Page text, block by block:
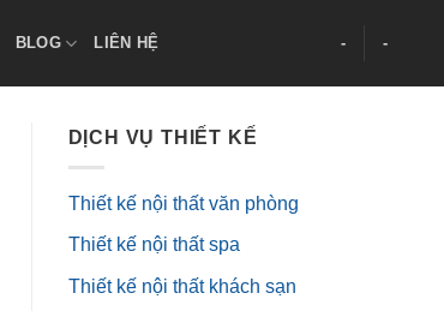
BLOG LIÊN HỆ - -
DỊCH VỤ THIẾT KẾ
Thiết kế nội thất văn phòng
Thiết kế nội thất spa
Thiết kế nội thất khách sạn